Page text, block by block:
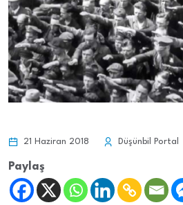
21 Haziran 2018 Düşünbil Portal
Paylaş